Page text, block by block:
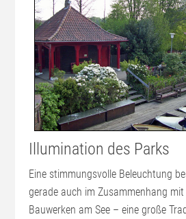
Illumination des Parks
Eine stimmungsvolle Beleuchtung
gerade auch im Zusammenhang
Bauwerken am See – eine große